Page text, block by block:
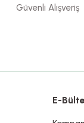
Güvenli Alışveriş
E-